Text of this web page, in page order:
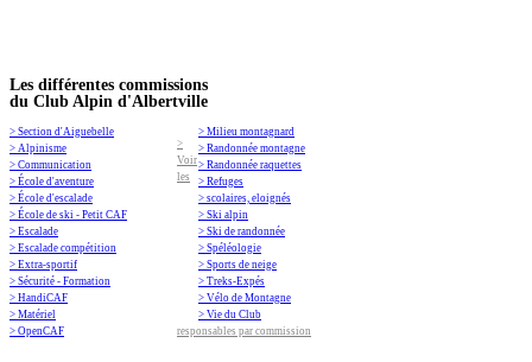
Les différentes commissions
du Club Alpin d'Albertville
> Section d'Aiguebelle
> Alpinisme
> Communication
> École d'aventure
> École d'escalade
> École de ski - Petit CAF
> Escalade
> Escalade compétition
> Extra-sportif
> Sécurité - Formation
> HandiCAF
> Matériel
> OpenCAF
> Milieu montagnard
> Randonnée montagne
> Randonnée raquettes
> Refuges
> scolaires, eloignés
> Ski alpin
> Ski de randonnée
> Spéléologie
> Sports de neige
> Treks-Expés
> Vélo de Montagne
> Vie du Club
>
Voir
les
responsables par commission